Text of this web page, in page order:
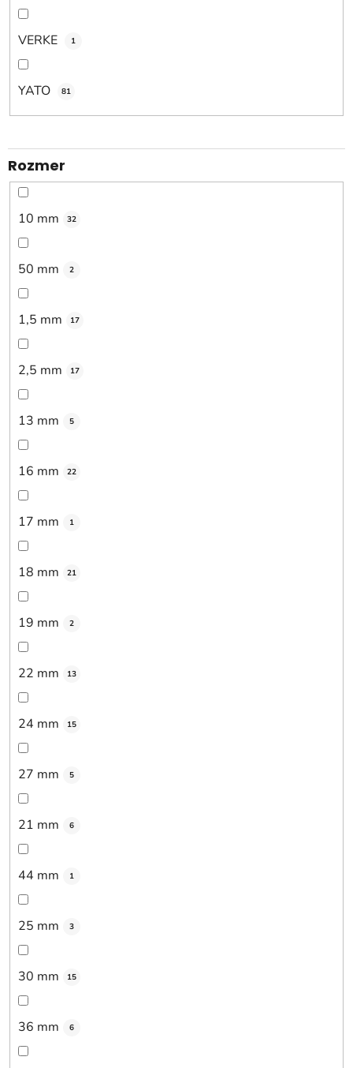
VERKE 1
YATO 81
Rozmer
10 mm 32
50 mm 2
1,5 mm 17
2,5 mm 17
13 mm 5
16 mm 22
17 mm 1
18 mm 21
19 mm 2
22 mm 13
24 mm 15
27 mm 5
21 mm 6
44 mm 1
25 mm 3
30 mm 15
36 mm 6